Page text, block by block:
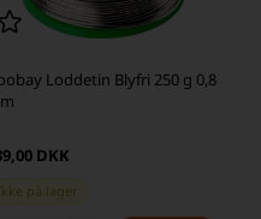
Loddetin Blyfri 250 g 0,8
DKK
på lager